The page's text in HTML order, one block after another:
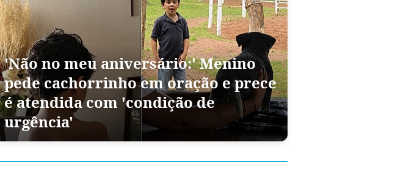
'Não no meu aniversário:' Menino
pede cachorrinho em oração e prece
é atendida com 'condição de
urgência'